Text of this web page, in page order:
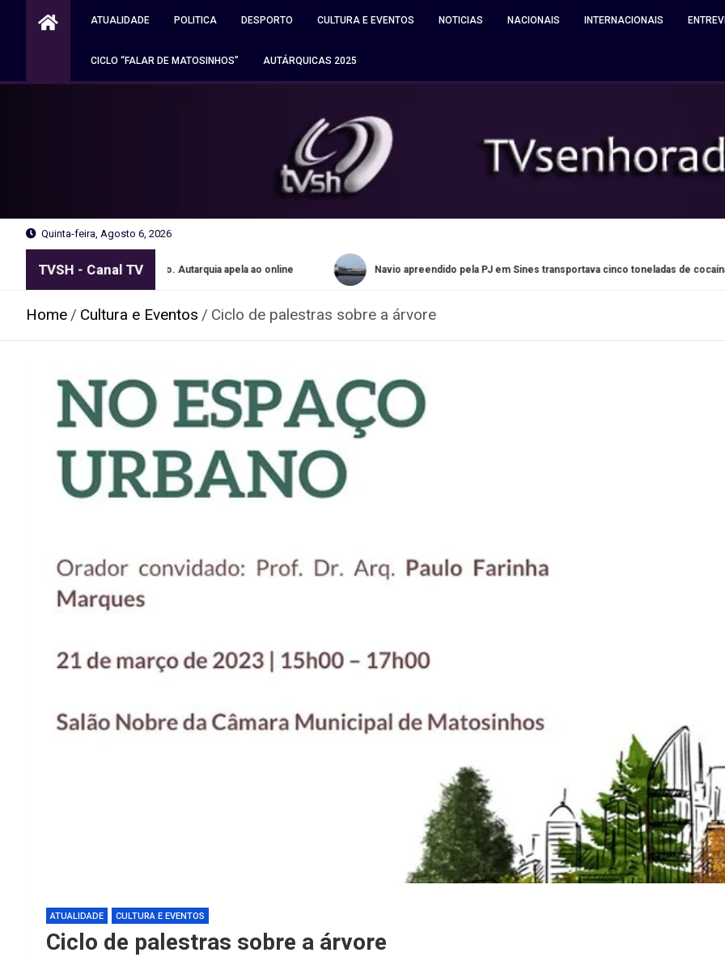
ATUALIDADE POLITICA DESPORTO CULTURA E EVENTOS NOTICIAS NACIONAIS INTERNACIONAIS
CICLO “FALAR DE MATOSINHOS” AUTÁRQUICAS 2025
Quinta-feira, Agosto 6, 2026
TVSH - Canal TV
grátis no Porto. Autarquia apela ao online Navio apreendido pela PJ em Sines transportava cinco toneladas de cocaína
Home Cultura e Eventos Ciclo de palestras sobre a árvore
ATUALIDADE CULTURA E EVENTOS
Ciclo de palestras sobre a árvore